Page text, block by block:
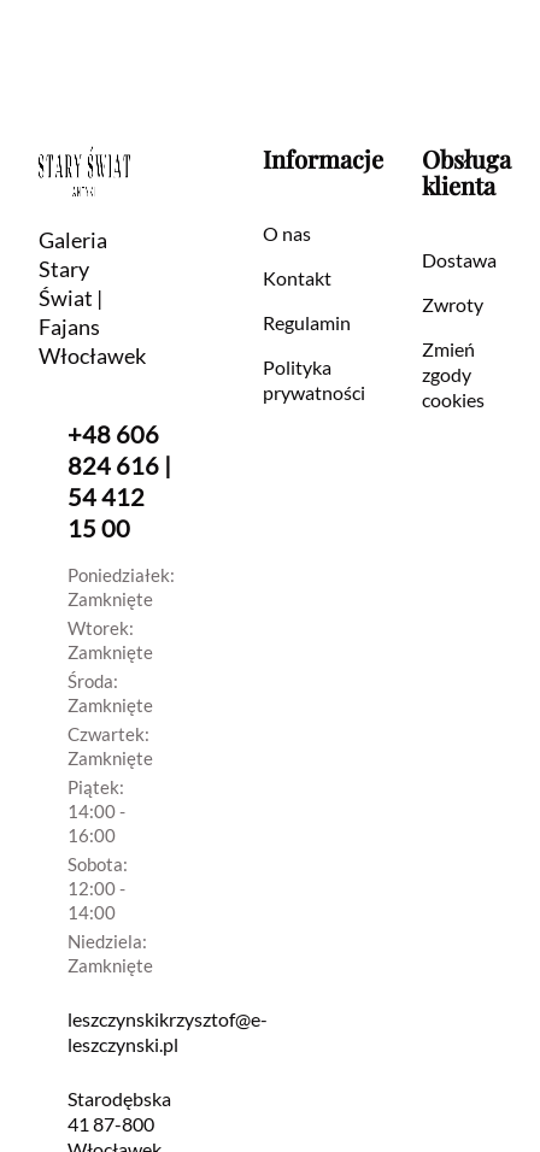
Galeria
Stary
Świat |
Fajans
Włocławek
+48 606
824 616 |
54 412
15 00
Poniedziałek:
Zamknięte
Wtorek:
Zamknięte
Środa:
Zamknięte
Czwartek:
Zamknięte
Piątek:
14:00 -
16:00
Sobota:
12:00 -
14:00
Niedziela:
Zamknięte
leszczynskikrzysztof@e-
leszczynski.pl
Starodębska
41 87-800
Informacje
O nas
Kontakt
Regulamin
Polityka
prywatności
Obsługa
klienta
Dostawa
Zwroty
Zmień
zgody
cookies